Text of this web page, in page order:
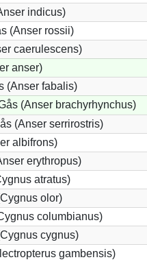
indicus)
(Anser rossii)
caerulescens)
anser)
(Anser fabalis)
(Anser brachyrhynchus)
(Anser serrirostris)
albifrons)
erythropus)
atratus)
olor)
columbianus)
cygnus)
gambensis)